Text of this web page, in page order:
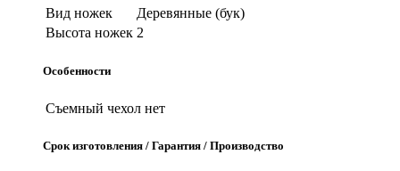
Вид ножек
Деревянные (бук)
Высота ножек 2
Особенности
Съемный чехол нет
Срок изготовления / Гарантия / Производство